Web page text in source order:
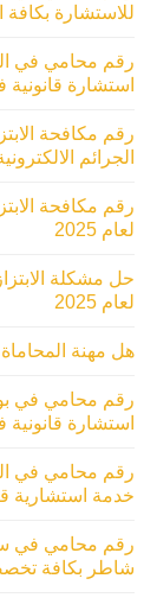
للاستشارة
رقم محامي في
استشارة قانونية
رقم مكافحة
الجرائم الالكترونية
رقم مكافحة
لعام 2025
حل مشكلة
لعام 2025
هل مهنة
رقم محامي في
استشارة قانونية
رقم محامي في
خدمة استشارية
رقم محامي في
شاطر بكافة